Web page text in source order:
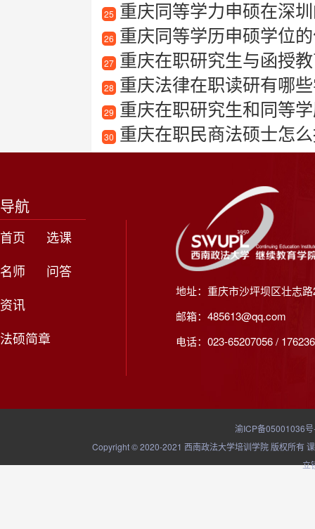
25 重庆同等学力申硕在深
26 重庆同等学历申硕学位
27 重庆在职研究生与函授
28 重庆法律在职读研有哪些
29 重庆在职研究生和同等
30 重庆在职民商法硕士怎
导航
首页
选课
名师
问答
资讯
法硕简章
地址：重庆市沙坪坝区壮志
邮箱：485613@qq.com
电话：023-65207056 /
渝ICP备05001036
Copyright © 2020-2021 西南政法大学培训学院 版权所有
立